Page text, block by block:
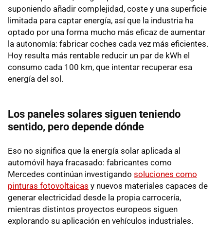
suponiendo añadir complejidad, coste y una superficie
limitada para captar energía, así que la industria ha
optado por una forma mucho más eficaz de aumentar
la autonomía: fabricar coches cada vez más eficientes.
Hoy resulta más rentable reducir un par de kWh el
consumo cada 100 km, que intentar recuperar esa
energía del sol.
Los paneles solares siguen teniendo
sentido, pero depende dónde
Eso no significa que la energía solar aplicada al
automóvil haya fracasado: fabricantes como
Mercedes continúan investigando soluciones como
pinturas fotovoltaicas y nuevos materiales capaces de
generar electricidad desde la propia carrocería,
mientras distintos proyectos europeos siguen
explorando su aplicación en vehículos industriales.